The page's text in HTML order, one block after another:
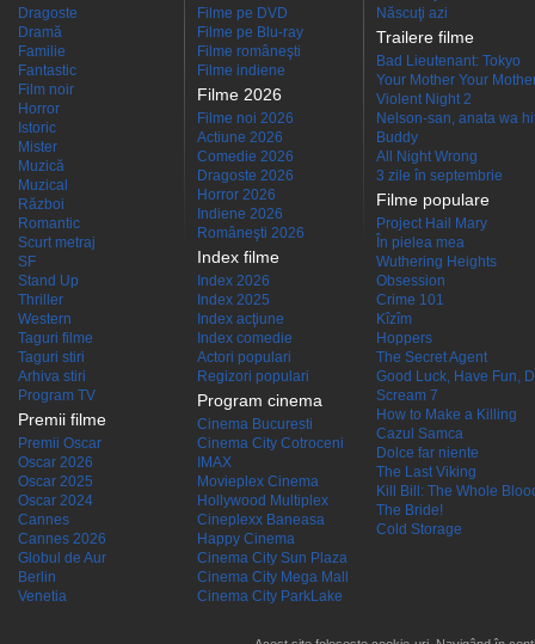
Dragoste
Dramă
Familie
Fantastic
Film noir
Horror
Istoric
Mister
Muzică
Muzical
Război
Romantic
Scurt metraj
SF
Stand Up
Thriller
Western
Taguri filme
Taguri stiri
Arhiva stiri
Program TV
Premii filme
Premii Oscar
Oscar 2026
Oscar 2025
Oscar 2024
Cannes
Cannes 2026
Globul de Aur
Berlin
Venetia
Filme pe DVD
Filme pe Blu-ray
Filme româneşti
Filme indiene
Filme 2026
Filme noi 2026
Actiune 2026
Comedie 2026
Dragoste 2026
Horror 2026
Indiene 2026
Româneşti 2026
Index filme
Index 2026
Index 2025
Index acţiune
Index comedie
Actori populari
Regizori populari
Program cinema
Cinema Bucuresti
Cinema City Cotroceni
IMAX
Movieplex Cinema
Hollywood Multiplex
Cineplexx Baneasa
Happy Cinema
Cinema City Sun Plaza
Cinema City Mega Mall
Cinema City ParkLake
Născuţi azi
Trailere filme
Bad Lieutenant: Tokyo
Your Mother Your
Violent Night 2
Nelson-san, anata wa
Buddy
All Night Wrong
3 zile în septembrie
Filme populare
Project Hail Mary
În pielea mea
Wuthering Heights
Obsession
Crime 101
Kîzîm
Hoppers
The Secret Agent
Good Luck, Have Fun,
Scream 7
How to Make a Killing
Cazul Samca
Dolce far niente
The Last Viking
Kill Bill: The Whole
The Bride!
Cold Storage